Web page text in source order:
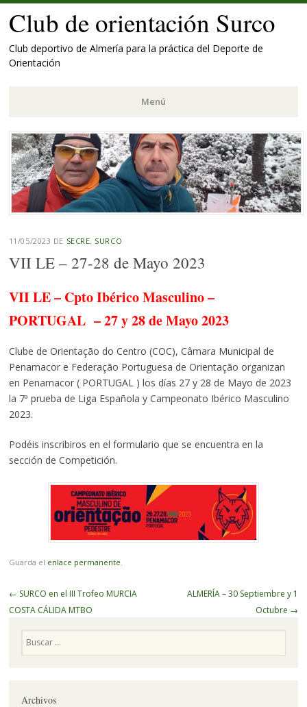
Club de orientación Surco
Club deportivo de Almería para la práctica del Deporte de
Orientación
Menú
Saltar
al
contenido.
11/05/2023 DE SECRE. SURCO
VII LE – 27-28 de Mayo 2023
VII LE – Cpto Ibérico Masculino –
PORTUGAL – 27 y 28 de Mayo 2023
Clube de Orientação do Centro (COC), Câmara Municipal de
Penamacor e Federação Portuguesa de Orientação organizan
en Penamacor ( PORTUGAL ) los días 27 y 28 de Mayo de 2023
la 7ª prueba de Liga Española y Campeonato Ibérico Masculino
2023.
Podéis inscribiros en el formulario que se encuentra en la
sección de Competición.
Guarda el enlace permanente
Navegador
de
← SURCO en el III Trofeo MURCIA
COSTA CÁLIDA MTBO
ALMERÍA – 30 Septiembre y 1
Octubre →
Archivos